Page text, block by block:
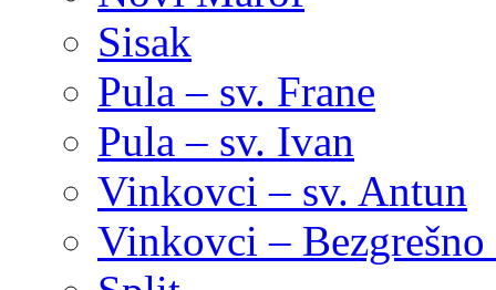
Sisak
Pula – sv. Frane
Pula – sv. Ivan
Vinkovci – sv. Antun
Vinkovci –